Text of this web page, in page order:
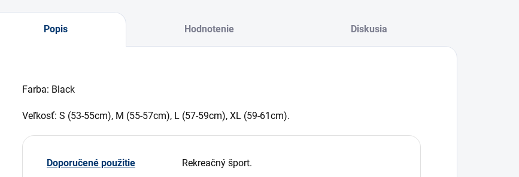
Popis Hodnotenie Diskusia
Farba: Black
Veľkosť: S (53-55cm), M (55-57cm), L (57-59cm), XL (59-61cm).
Doporučené použitie Rekreačný šport.